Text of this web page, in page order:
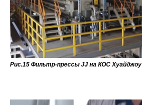
Рис.15 Фильтр-прессы JJ на КОС Хуайджоу